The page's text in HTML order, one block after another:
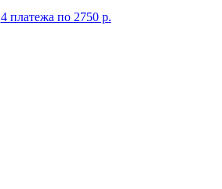
4 платежа по 2750 р.